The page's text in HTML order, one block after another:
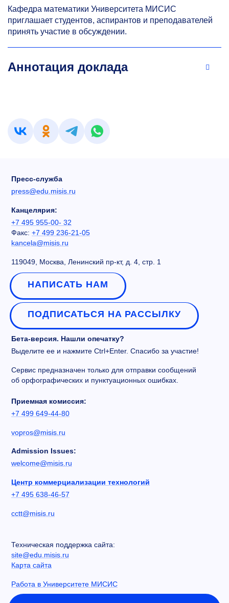
Кафедра математики Университета МИСИС
приглашает студентов, аспирантов и преподавателей
принять участие в обсуждении.
Аннотация доклада
Пресс-служба
press@edu.misis.ru
Канцелярия:
+7 495 955-00- 32
Факс: +7 499 236-21-05
kancela@misis.ru
119049, Москва, Ленинский пр-кт, д. 4, стр. 1
НАПИСАТЬ НАМ
ПОДПИСАТЬСЯ НА РАССЫЛКУ
Бета-версия. Нашли опечатку?
Выделите ее и нажмите Ctrl+Enter. Спасибо за участие!
Сервис предназначен только для отправки сообщений
об орфографических и пунктуационных ошибках.
Приемная комиссия:
+7 499 649-44-80
vopros@misis.ru
Admission Issues:
welcome@misis.ru
Центр коммерциализации технологий
+7 495 638-46-57
cctt@misis.ru
Техническая поддержка сайта:
site@edu.misis.ru
Карта сайта
Работа в Университете МИСИС